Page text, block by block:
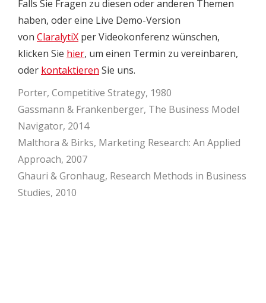
Falls Sie Fragen zu diesen oder anderen Themen
haben, oder eine Live Demo-Version
von ClaralytiXper Videokonferenz wünschen,
klicken Sie hier, um einen Termin zu vereinbaren,
oder kontaktieren Sie uns.
Porter, Competitive Strategy, 1980
Gassmann & Frankenberger, The Business Model
Navigator, 2014
Malthora & Birks, Marketing Research: An Applied
Approach, 2007
Ghauri & Gronhaug, Research Methods in Business
Studies, 2010